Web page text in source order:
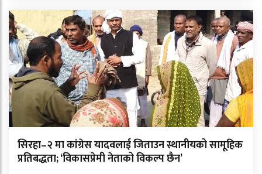
सिरहा–२ मा कांग्रेस यादवलाई जिताउन स्थानीयको सामूहिक
प्रतिबद्धता; ‘विकासप्रेमी नेताको विकल्प छैन’